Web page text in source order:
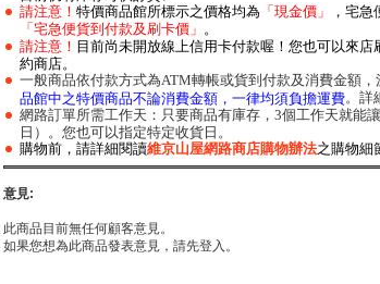
請注意！ 特價商品館所標示之價格均為 「現金價」
，宅
「宅急便貨到付款及刷卡價」 。
請注意！ 目前尚未開放線上信用卡付款喔！您也可以來
約商店。
一般商品依付款方式為ATM轉帳或貨到付款及消費金額
品館中之特價商品不論消費金額，一律均須負擔運費。詳
網路訂單所需工作天：只要商品有庫存，3個工作天就能
日）。您也可以指定特定收貨日。
購物前，請詳細閱讀維京山屋網路商店購物辦法之購物細
意見:
此商品目前無任何顧客意見。
如果您想為此商品發表意見，請先登入。